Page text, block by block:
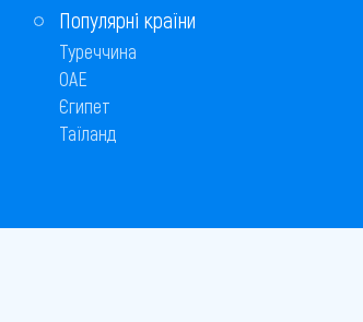
Популярні країни
Туреччина
ОАЕ
Єгипет
Таїланд